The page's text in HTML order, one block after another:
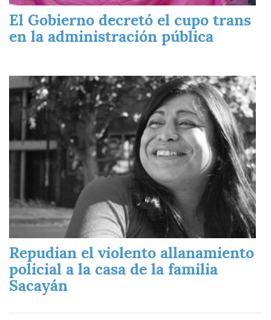
El Gobierno decretó el cupo trans
en la administración pública
Imagen
Repudian el violento allanamiento
policial a la casa de la familia
Sacayán